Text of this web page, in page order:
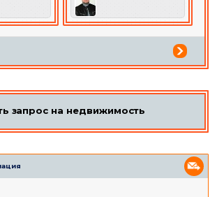
запрос на недвижимость